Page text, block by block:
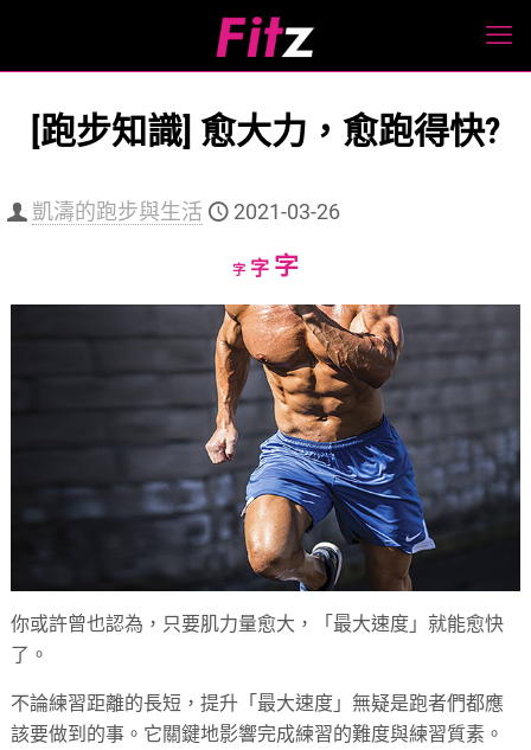
[跑步知識] 愈大力，愈跑得快?
凱濤的跑步與生活 2021-03-26
字Decrease
size.
字Reset
size.
字Increase
size.
你或許曾也認為，只要肌力量愈大，「最大速度」就能愈快
了。
不論練習距離的長短，提升「最大速度」無疑是跑者們都應
該要做到的事。它關鍵地影響完成練習的難度與練習質素。